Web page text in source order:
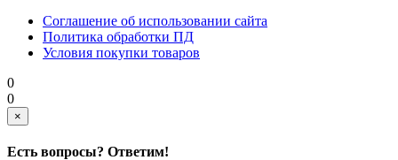
Соглашение об использовании сайта
Политика обработки ПД
Условия покупки товаров
0
0
×
Есть вопросы? Ответим!